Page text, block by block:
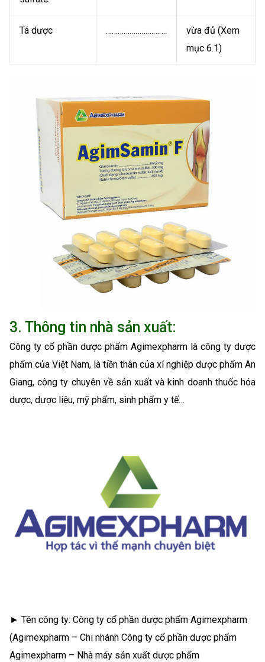
Tá dược ………………………….
vừa đủ (Xem
mục 6.1)
3. Thông tin nhà sản xuất:
Công ty cổ phần dược phẩm Agimexpharm là công ty dược
phẩm của Việt Nam, là tiền thân của xí nghiệp dược phẩm An
Giang, công ty chuyên về sản xuất và kinh doanh thuốc hóa
dược, dược liệu, mỹ phẩm, sinh phẩm y tế…
► Tên công ty: Công ty cổ phần dược phẩm Agimexpharm
(Agimexpharm – Chi nhánh Công ty cổ phần dược phẩm
Agimexpharm – Nhà máy sản xuất dược phẩm